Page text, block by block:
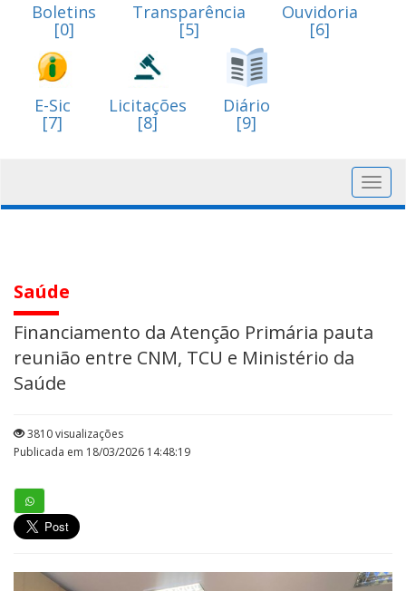
Boletins
[0]
Transparência
[5]
Ouvidoria
[6]
E-Sic
[7]
Licitações
[8]
Diário
[9]
Saúde
Financiamento da Atenção Primária pauta
reunião entre CNM, TCU e Ministério da
Saúde
3810 visualizações
Publicada em 18/03/2026 14:48:19